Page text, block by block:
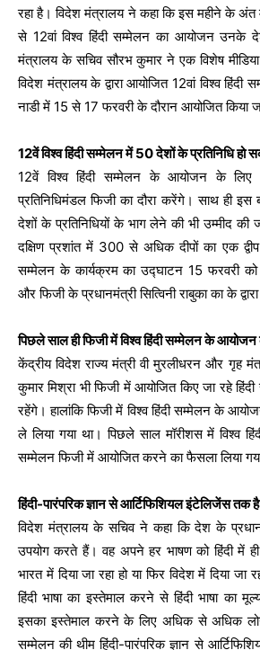
रहा है। विदेश मंत्रालय ने कहा कि इस महीने के
से 12वां विश्व हिंदी सम्मेलन का आयोजन उनके
मंत्रालय के सचिव सौरभ कुमार ने एक विशेष
विदेश मंत्रालय के द्वारा आयोजित 12वां विश्व
नाडी में 15 से 17 फरवरी के दौरान आयोजित किया
12वें विश्व हिंदी सम्मेलन में 50 देशों के प्रतिनिधि हो
12वें विश्व हिंदी सम्मेलन के आयोजन के
प्रतिनिधिमंडल फिजी का दौरा करेंगे। साथ ही
देशों के प्रतिनिधियों के भाग लेने की भी उम्मीद की
दक्षिण प्रशांत में 300 से अधिक दीपों का एक
सम्मेलन के कार्यक्रम का उद्घाटन 15 फरवरी
और फिजी के प्रधानमंत्री सित्विनी राबुका का के
पिछले साल ही फिजी में विश्व हिंदी सम्मेलन के
केंद्रीय विदेश राज्य मंत्री वी मुरलीधरन और गृह
कुमार मिश्रा भी फिजी में आयोजित किए जा रहे
रहेंगे। हालांकि फिजी में विश्व हिंदी सम्मेलन के
ले लिया गया था। पिछले साल मॉरीशस में विश्व
सम्मेलन फिजी में आयोजित करने का फैसला लिया
हिंदी-पारंपरिक ज्ञान से आर्टिफिशियल इंटेलिजेंस तक
विदेश मंत्रालय के सचिव ने कहा कि देश के
उपयोग करते हैं। वह अपने हर भाषण को हिंदी में
भारत में दिया जा रहा हो या फिर विदेश में दिया जा
हिंदी भाषा का इस्तेमाल करने से हिंदी भाषा का
इसका इस्तेमाल करने के लिए अधिक से अधिक
सम्मेलन की थीम हिंदी-पारंपरिक ज्ञान से